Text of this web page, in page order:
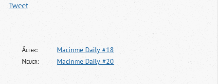
Tweet
Älter:
Macinme Daily #18
Neuer:
Macinme Daily #20